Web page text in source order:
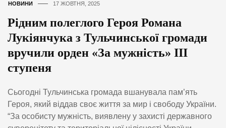
НОВИНИ 17 ЖОВТНЯ, 2025
Рідним полеглого Героя Романа
Лукіянчука з Тульчинської громади
вручили орден «За мужність» ІІІ
ступеня
Сьогодні Тульчинська громада вшанувала пам’ять
Героя, який віддав своє життя за мир і свободу України.
“За особисту мужність, виявлену у захисті державного